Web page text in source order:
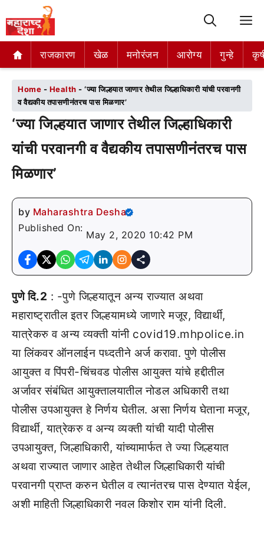
राजकारण खेळ मनोरंजन आरोग्य गुन्हे
राजकारण खेळ मनोरंजन आरोग्य गुन्हे
Home - Health - ‘ज्या जिल्हयात जाणार तेथील जिल्हाधिकारी यांची परवानगी
व वैद्यकीय तपासणीनंतरच पास मिळणार’
‘ज्या जिल्हयात जाणार तेथील जिल्हाधिकारी
यांची परवानगी व वैद्यकीय तपासणीनंतरच पास
मिळणार’
by Maharashtra Desha
Published On:
May 2, 2020 10:42 PM
पुणे दि.2 : -पुणे जिल्हयातून अन्य राज्यात अथवा
महाराष्ट्रातील इतर जिल्हयामध्ये जाणारे मजूर, विद्यार्थी,
यात्रेकरु व अन्य व्यक्ती यांनी covid19.mhpolice.in
या लिंकवर ऑनलाईन पध्दतीने अर्ज करावा. पुणे पोलीस
आयुक्त व पिंपरी-चिंचवड पोलीस आयुक्त यांचे हद्दीतील
अर्जावर संबंधित आयुक्तालयातील नोडल अधिकारी तथा
पोलीस उपआयुक्त हे निर्णय घेतील. असा निर्णय घेताना मजूर,
विद्यार्थी, यात्रेकरु व अन्य व्यक्ती यांची यादी पोलीस
उपआयुक्त, जिल्हाधिकारी, यांच्यामार्फत ते ज्या जिल्हयात
अथवा राज्यात जाणार आहेत तेथील जिल्हाधिकारी यांची
परवानगी प्राप्त करुन घेतील व त्यानंतरच पास देण्यात येईल,
अशी माहिती जिल्हाधिकारी नवल किशोर राम यांनी दिली.